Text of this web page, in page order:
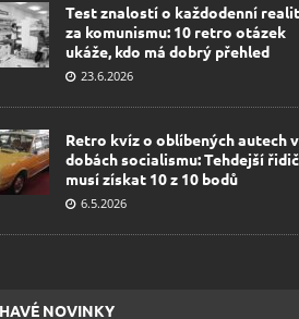
Test znalostí o každodenní
za komunismu: 10 retro otázek
ukáže, kdo má dobrý přehled
23.6.2026
Retro kvíz o oblíbených autech v
dobách socialismu: Tehdejší
musí získat 10 z 10 bodů
6.5.2026
NOVINKY